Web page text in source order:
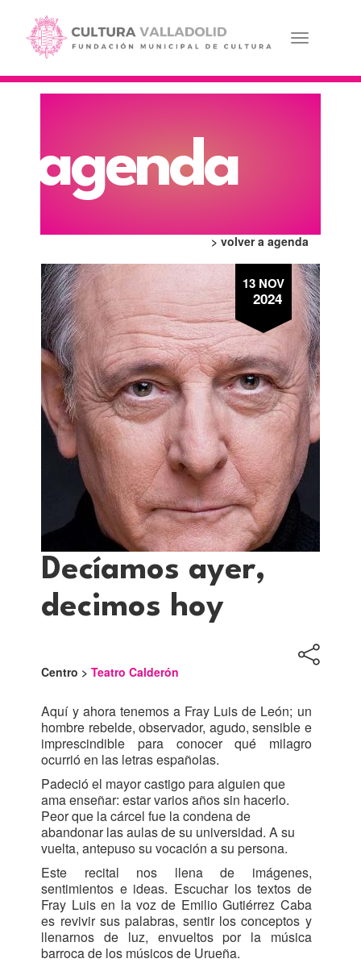
contenido
principal
Toggle
agenda
> volver a agenda
13 NOV
2024
Decíamos ayer,
decimos hoy
Centro >Teatro Calderón
Aquí y ahora tenemos a Fray Luis de León; un
hombre rebelde, observador, agudo, sensible e
imprescindible para conocer qué milagro
ocurrió en las letras españolas.
Padeció el mayor castigo para alguien que
ama enseñar: estar varios años sin hacerlo.
Peor que la cárcel fue la condena de
abandonar las aulas de su universidad. A su
vuelta, antepuso su vocación a su persona.
Este recital nos llena de imágenes,
sentimientos e ideas. Escuchar los textos de
Fray Luis en la voz de Emilio Gutiérrez Caba
es revivir sus palabras, sentir los conceptos y
llenarnos de luz, envueltos por la música
barroca de los músicos de Urueña.